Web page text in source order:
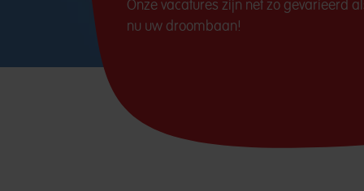
Onze vacatures zijn net zo gevarieerd
nu uw droombaan!